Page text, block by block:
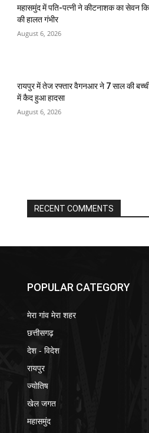
महासमुंद में पति-पत्नी ने कीटनाशक का सेवन
की हालत गंभीर
August 6, 2026
रायपुर में तेज रफ्तार वैगनआर ने 7 साल की
में कैद हुआ हादसा
August 6, 2026
RECENT COMMENTS
POPULAR CATEGORY
मेरा गांव मेरा शहर
छत्तीसगढ़
देश - विदेश
रायपुर
ज्योतिष
खेल जगत
महासमुंद